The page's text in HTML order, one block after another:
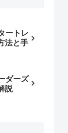
ートレ
法と手
ダーズ
説